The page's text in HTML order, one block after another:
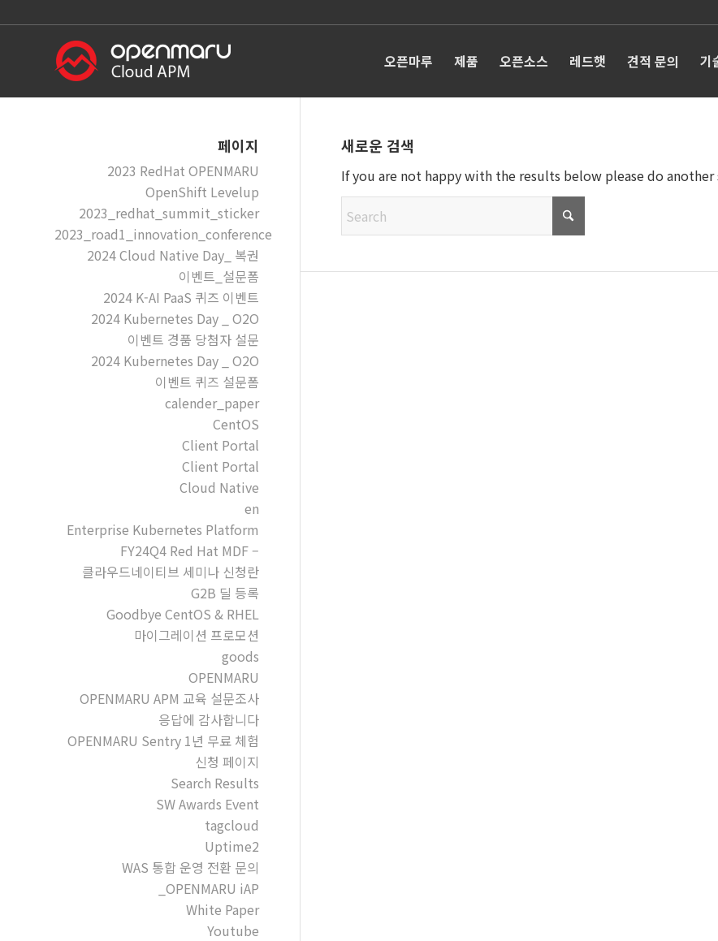
오픈마루 제품 오픈소스 레드햇 견적 문의 기
새로운 검색
If you are not happy with the results below please do another
페이지
2023 RedHat OPENMARU
OpenShift Levelup
2023_redhat_summit_sticker
2023_road1_innovation_conference
2024 Cloud Native Day_ 복권
이벤트_설문폼
2024 K-AI PaaS 퀴즈 이벤트
2024 Kubernetes Day _ O2O
이벤트 경품 당첨자 설문
2024 Kubernetes Day _ O2O
이벤트 퀴즈 설문폼
calender_paper
CentOS
Client Portal
Client Portal
Cloud Native
en
Enterprise Kubernetes Platform
FY24Q4 Red Hat MDF –
클라우드네이티브 세미나 신청란
G2B 딜 등록
Goodbye CentOS & RHEL
마이그레이션 프로모션
goods
OPENMARU
OPENMARU APM 교육 설문조사
응답에 감사합니다
OPENMARU Sentry 1년 무료 체험
신청 페이지
Search Results
SW Awards Event
tagcloud
Uptime2
WAS 통합 운영 전환 문의
_OPENMARU iAP
White Paper
Youtube